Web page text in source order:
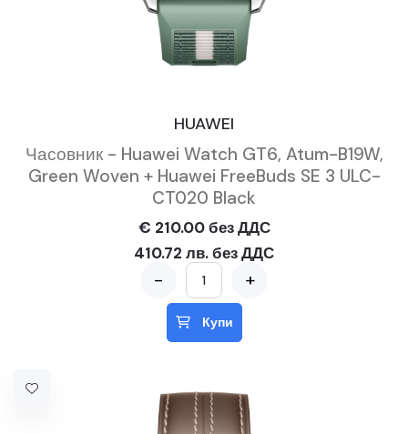
HUAWEI
Часовник - Huawei Watch GT6, Atum-B19W,
Green Woven + Huawei FreeBuds SE 3 ULC-
CT020 Black
€ 210.00 без ДДС
410.72 лв. без ДДС
- +
Купи